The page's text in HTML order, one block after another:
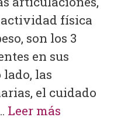
física
son los 3
en sus
las
el cuidado
Leer más